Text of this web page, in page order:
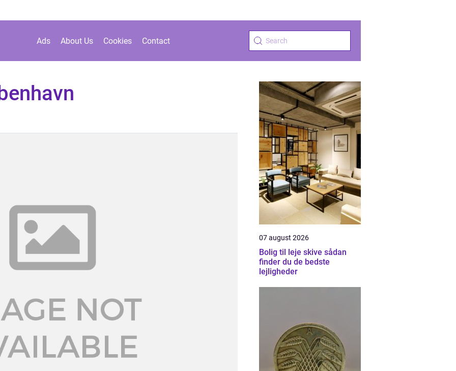
Ads About Us Cookies Contact
07 august 2026
Bolig til leje skive sådan
finder du de bedste
lejligheder